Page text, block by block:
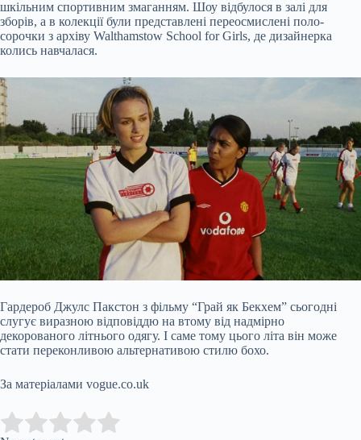
шкільним спортивним змаганням. Шоу відбулося в залі для
зборів, а в колекції були представлені переосмислені поло-
сорочки з архіву Walthamstow School for Girls, де дизайнерка
колись навчалася.
Гардероб Джулс Пакстон з фільму “Грай як Бекхем” сьогодні
слугує виразною відповіддю на втому від надмірно
декорованого літнього одягу. І саме тому цього літа він може
стати переконливою альтернативою стилю бохо.
За матеріалами vogue.co.uk
Rate this item: